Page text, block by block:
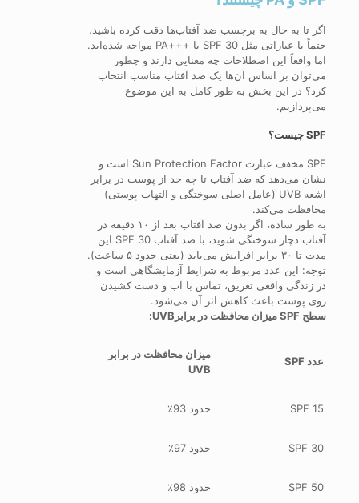
اگر تا به حال به برچسب ضد آفتاب‌ها دقت کرده باشید،
حتماً با عباراتی مثل SPF 30 یا +++PA مواجه شده‌اید.
اما واقعاً این اصطلاحات چه معنایی دارند و چطور
می‌توان بر اساس آن‌ها یک ضد آفتاب مناسب انتخاب
کرد؟ در این بخش به طور کامل به این موضوع
می‌پردازیم.
SPF چیست؟
SPF مخفف عبارت Sun Protection Factor است و
نشان می‌دهد که ضد آفتاب تا چه حد از پوست در برابر
اشعه UVB (عامل اصلی سوختگی و التهاب پوستی)
محافظت می‌کند.
به طور ساده، اگر بدون ضد آفتاب بعد از ۱۰ دقیقه در
آفتاب دچار سوختگی شوید، با ضد آفتاب SPF 30 این
مدت تا ۳۰ برابر افزایش می‌یابد (یعنی حدود ۵ ساعت).
توجه: این عدد مربوط به شرایط آزمایشگاهی است و
در زندگی واقعی تعریق، تماس با آب و دست کشیدن
روی پوست باعث کاهش اثر آن می‌شود.
سطح SPF میزان محافظت در برابرUVB:
عدد SPF
میزان محافظت در برابر
UVB
SPF 15 حدود 93٪
SPF 30 حدود 97٪
SPF 50 حدود 98٪